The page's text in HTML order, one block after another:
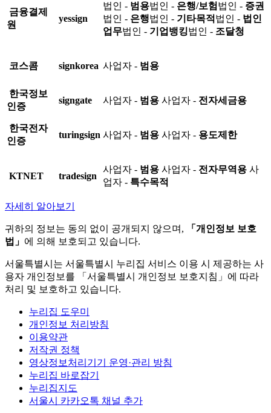
금융결제
원
yessign
법인 - 범용법인 - 은행/보험 법인 - 증권
법인 - 은행법인 - 기타목적 법인 - 법인
업무법인 - 기업뱅킹법인 - 조달청
코스콤 signkorea 사업자 - 범용
한국정보
인증
signgate 사업자 - 범용 사업자 - 전자세금용
한국전자
인증
turingsign 사업자 - 범용 사업자 - 용도제한
KTNET tradesign
사업자 - 범용 사업자 - 전자무역용 사
업자 - 특수목적
자세히 알아보기
귀하의 정보는 동의 없이 공개되지 않으며,
「개인정보 보호
법」 에 의해 보호되고 있습니다.
서울특별시는 서울특별시 누리집 서비스 이용 시 제공하는 사
용자 개인정보를 「서울특별시 개인정보 보호지침」에 따라
처리 및 보호하고 있습니다.
누리집 도우미
개인정보 처리방침
이용약관
저작권 정책
영상정보처리기기 운영·관리 방침
누리집 바로잡기
누리집지도
서울시 카카오톡 채널 추가